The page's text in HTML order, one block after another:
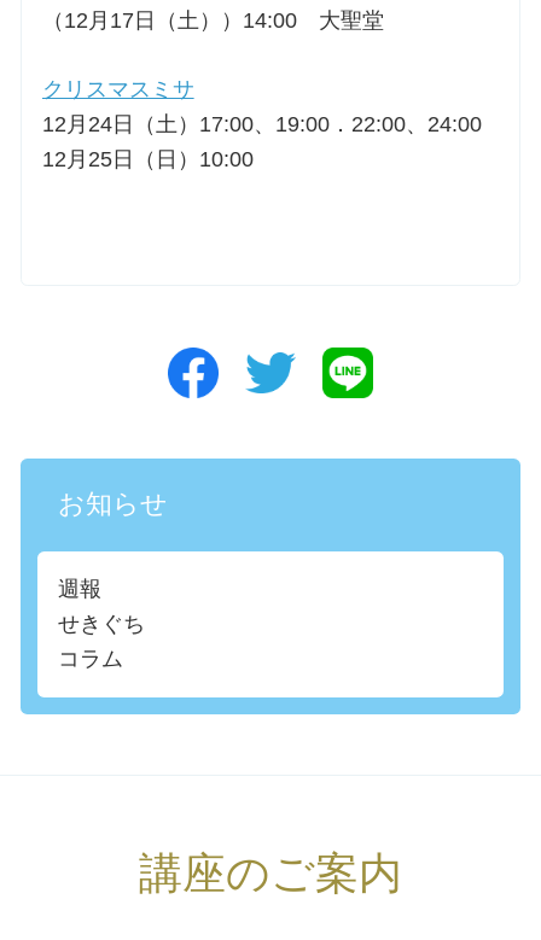
（12月17日（土））14:00 大聖堂
クリスマスミサ
12月24日（土）17:00、19:00．22:00、24:00
12月25日（日）10:00
お知らせ
週報
せきぐち
コラム
講座のご案内